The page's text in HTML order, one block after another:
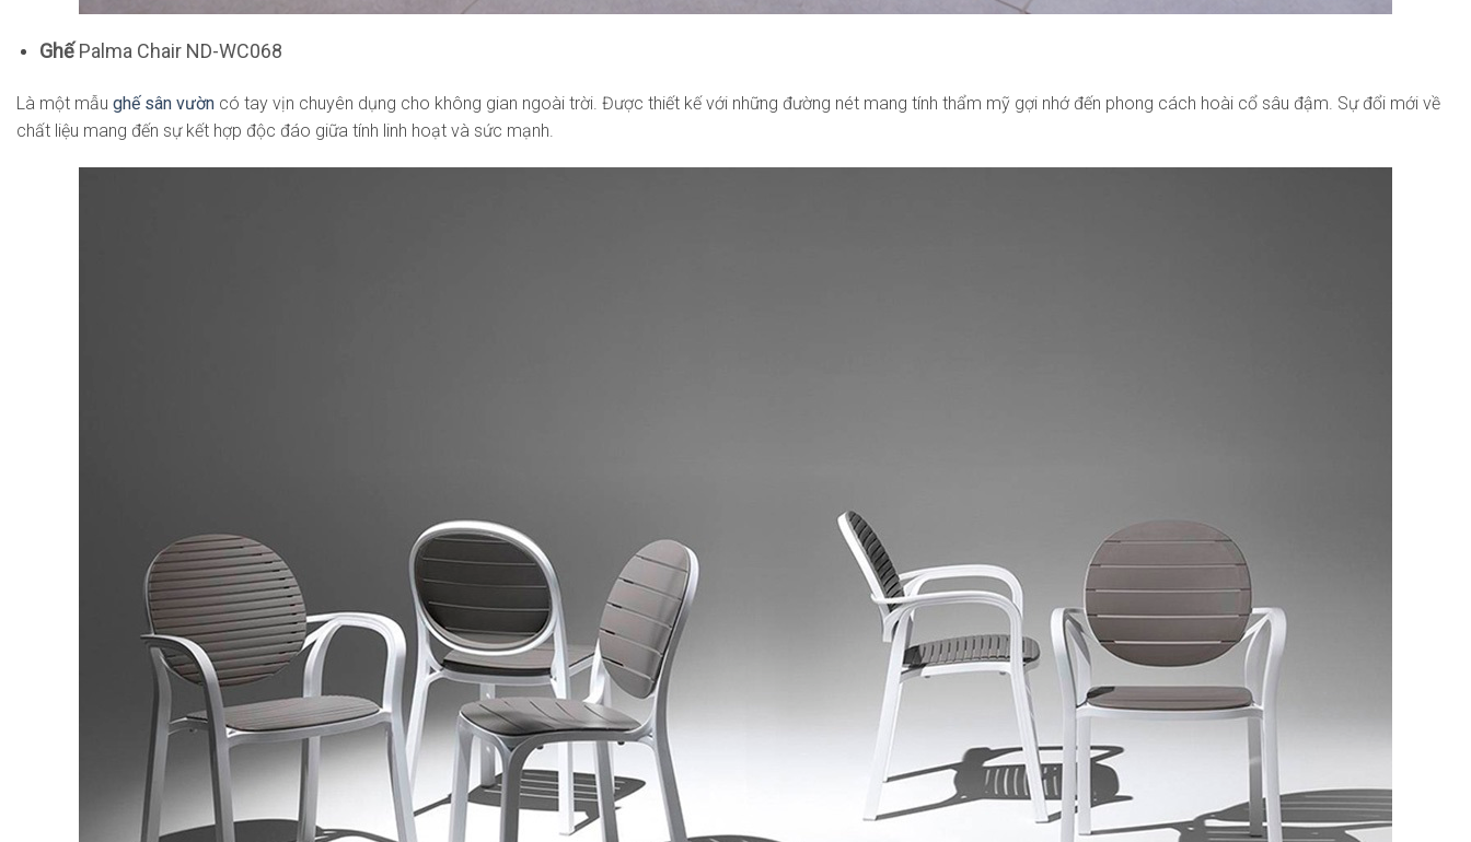
GhếPalma Chair ND-WC068
Là một mẫu ghế sân vườn có tay vịn chuyên dụng cho không gian ngoài trời. Được thiết kế với những đường nét mang tính thẩm mỹ gợi nhớ đến phong cách hoài cổ sâu đậm. Sự đổi mới về
chất liệu mang đến sự kết hợp độc đáo giữa tính linh hoạt và sức mạnh.